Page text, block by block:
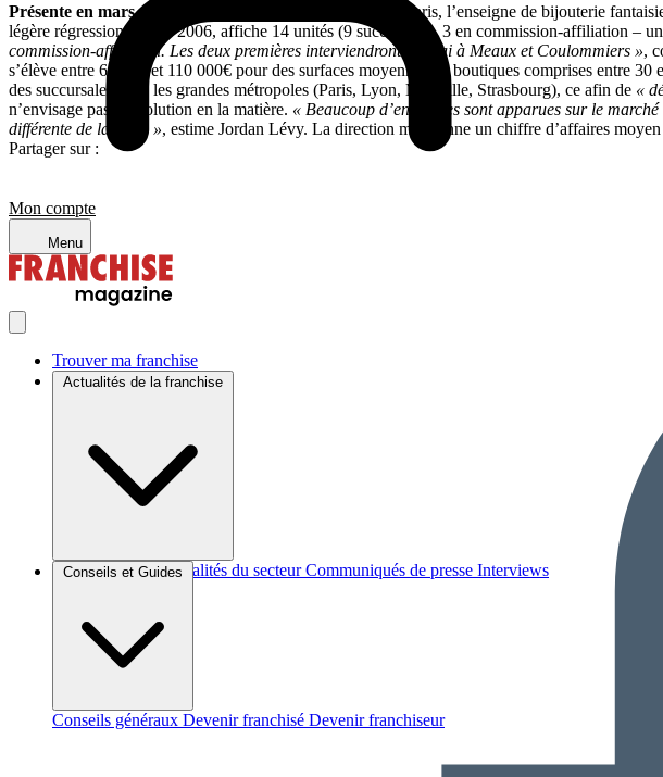
Mon compte
Menu
Trouver ma franchise
Actualités de la franchise
Brèves et actus Actualités du secteur Communiqués de presse Interviews
Conseils et Guides
Conseils généraux Devenir franchisé Devenir franchiseur
Présente en mars dernier
lors du Salon Franchise Expo Paris, l’enseigne de bijouterie
légère régression depuis 2006, affiche 14 unités (9 succursales, 3 en commission-affiliation –
commission-affiliation. Les deux premières interviendront en mai à Meaux et Coulommiers »,
s’élève entre 65 000 et 110 000€ pour des surfaces moyennes de boutiques comprises entre 30
des succursales dans les grandes métropoles (Paris, Lyon, Marseille, Strasbourg), ce afin de «
n’envisage pas d’évolution en la matière. « Beaucoup d’enseignes sont apparues sur le
différente de la nôtre », estime Jordan Lévy. La direction mentionne un chiffre d’affaires
Partager sur :